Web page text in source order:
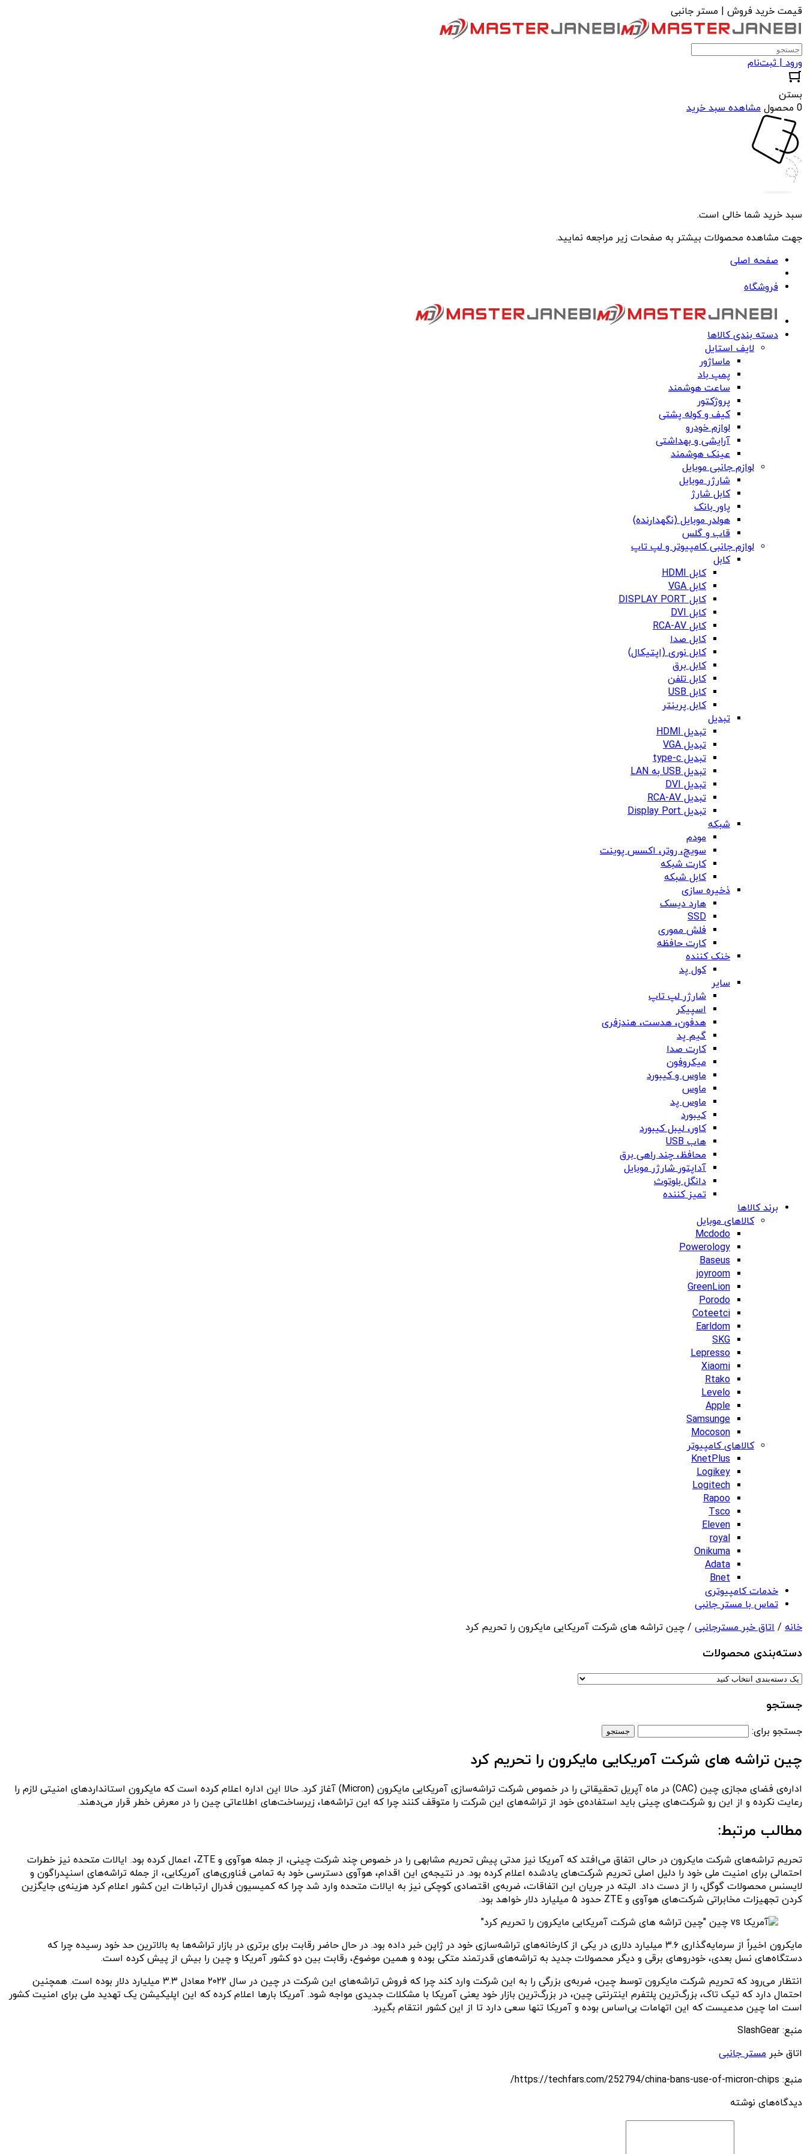
قیمت خرید فروش | مستر جانبی
ورود | ثبت‌نام
بستن
0 محصول
مشاهده سبد خرید
سبد خرید شما خالی است.
جهت مشاهده محصولات بیشتر به صفحات زیر مراجعه نمایید.
صفحه اصلی
فروشگاه
دسته بندی کالاها
لایف استایل
ماساژور
پمپ باد
ساعت هوشمند
پروژکتور
کیف و کوله پشتی
لوازم خودرو
آرایشی و بهداشتی
عینک هوشمند
لوازم جانبی موبایل
شارژر موبایل
کابل شارژ
پاور بانک
هولدر موبایل (نگهدارنده)
قاب و گلس
لوازم جانبی کامپیوتر و لپ تاپ
کابل
کابل HDMI
کابل VGA
کابل DISPLAY PORT
کابل DVI
کابل RCA-AV
کابل صدا
کابل نوری (اپتیکال)
کابل برق
کابل تلفن
کابل USB
کابل پرینتر
تبدیل
تبدیل HDMI
تبدیل VGA
تبدیل type-c
تبدیل USB به LAN
تبدیل DVI
تبدیل RCA-AV
تبدیل Display Port
شبکه
مودم
سویچ، روتر، اکسس پوینت
کارت شبکه
کابل شبکه
ذخیره سازی
هارد دیسک
SSD
فلش مموری
کارت حافظه
خنک کننده
کول پد
سایر
شارژر لپ تاپ
اسپیکر
هدفون، هدست، هندزفری
گیم پد
کارت صدا
میکروفون
ماوس و کیبورد
ماوس
ماوس پد
کیبورد
کاور، لیبل کیبورد
هاب USB
محافظ، چند راهی برق
آداپتور شارژر موبایل
دانگل بلوتوث
تمیز کننده
برند کالاها
کالاهای موبایل
Mcdodo
Powerology
Baseus
joyroom
GreenLion
Porodo
Coteetci
Earldom
SKG
Lepresso
Xiaomi
Rtako
Levelo
Apple
Samsunge
Mocoson
کالاهای کامپیوتر
KnetPlus
Logikey
Logitech
Rapoo
Tsco
Eleven
royal
Onikuma
Adata
Bnet
خدمات کامپیوتری
تماس با مستر جانبی
خانه / اتاق خبر مسترجانبی / چین تراشه های شرکت آمریکایی مایکرون را تحریم کرد
دسته‌بندی‌ محصولات
جستجو
جستجو برای:
چین تراشه های شرکت آمریکایی مایکرون را تحریم کرد
اداره‌ی فضای مجازی چین (CAC) در ماه آپریل تحقیقاتی را در خصوص شرکت تراشه‌سازی آمریکایی مایکرون (Micron) آغاز کرد. حالا این اداره اعلام کرده است که مایکرون استانداردهای امنیتی لازم را
رعایت نکرده و از این رو شرکت‌های چینی باید استفاده‌ی خود از تراشه‌های این شرکت را متوقف کنند چرا که این تراشه‌ها، زیرساخت‌های اطلاعاتی چین را در معرض خطر قرار می‌دهند.
مطالب مرتبط:
تحریم تراشه‌های شرکت مایکرون در حالی اتفاق می‌افتد که آمریکا نیز مدتی پیش تحریم مشابهی را در خصوص چند شرکت‌ چینی، از جمله هوآوی و ZTE، اعمال کرده بود. ایالات متحده نیز خطرات
احتمالی برای امنیت ملی خود را دلیل اصلی تحریم شرکت‌های یادشده اعلام کرده بود. در نتیجه‌ی این اقدام، هوآوی دسترسی خود به تمامی فناوری‌های آمریکایی، از جمله تراشه‌های اسنپدراگون و
لایسنس محصولات گوگل، را از دست داد. البته در جریان این اتفاقات، ضربه‌ی اقتصادی کوچکی نیز به ایالات متحده وارد شد چرا که کمیسیون فدرال ارتباطات این کشور اعلام کرد هزینه‌‌ی جایگزین
کردن تجهیزات مخابراتی شرکت‌های هوآوی و ZTE حدود ۵ میلیارد دلار خواهد بود.
مایکرون اخیراً از سرمایه‌گذاری ۳.۶ میلیارد دلاری در یکی از کارخانه‌های تراشه‌سازی خود در ژاپن خبر داده بود. در حال حاضر رقابت برای برتری در بازار تراشه‌ها به بالاترین حد خود رسیده چرا که
دستگاه‌های نسل بعدی، خودروهای برقی و دیگر محصولات جدید به تراشه‌ها‌ی قدرتمند متکی بوده و همین موضوع، رقابت بین دو کشور آمریکا و چین را بیش از پیش کرده است.
انتظار می‌رود که تحریم شرکت مایکرون توسط چین، ضربه‌ی بزرگی را به این شرکت وارد کند چرا که فروش تراشه‌های این شرکت در چین در سال ۲۰۲۲ معادل ۳.۳ میلیارد دلار بوده است. همچنین
احتمال دارد که تیک تاک، بزرگ‌ترین پلتفرم اینترنتی چین، در بزرگ‌ترین بازار خود یعنی آمریکا با مشکلات جدیدی مواجه شود. آمریکا بارها اعلام کرده که این اپلیکیشن یک تهدید ملی برای امنیت کشور
است اما چین مدعیست که این اتهامات بی‌اساس بوده و آمریکا تنها سعی دارد تا از این کشور انتقام بگیرد.
منبع: SlashGear
اتاق خبر مستر جانبی
منبع: https://techfars.com/252794/china-bans-use-of-micron-chips/
دیدگاه‌های نوشته